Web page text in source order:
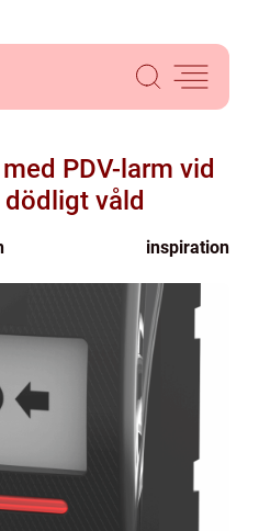
PDV-larm vid
våld
inspiration